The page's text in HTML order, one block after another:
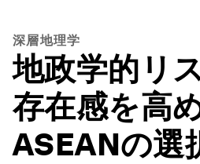
深層地理学
地政学的リ
存在感を高め
ASEANの選